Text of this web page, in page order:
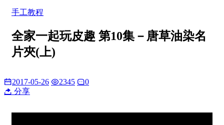
手工教程
全家一起玩皮趣 第10集－唐草油染名
片夾(上)
2017-05-26 2345
0
分享